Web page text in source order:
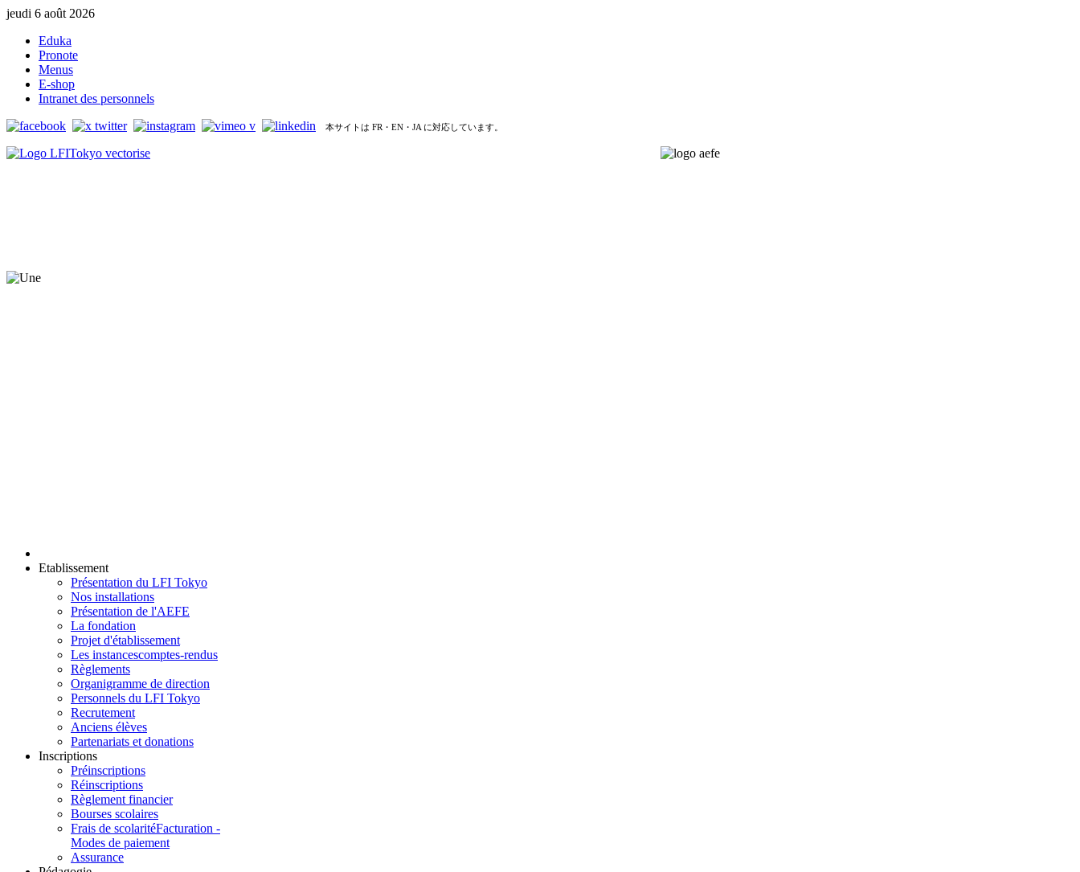
jeudi 6 août 2026
Eduka
Pronote
Menus
E-shop
Intranet des personnels
本サイトは FR・EN・JA に対応しています。
Etablissement
Présentation du LFI Tokyo
Nos installations
Présentation de l'AEFE
La fondation
Projet d'établissement
Les instancescomptes-rendus
Règlements
Organigramme de direction
Personnels du LFI Tokyo
Recrutement
Anciens élèves
Partenariats et donations
Inscriptions
Préinscriptions
Réinscriptions
Règlement financier
Bourses scolaires
Frais de scolaritéFacturation -
Modes de paiement
Assurance